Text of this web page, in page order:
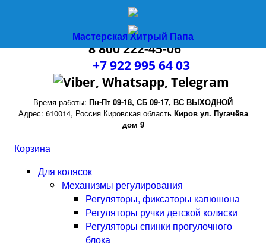
Мастерская Хитрый Папа
8 800 222-45-06
+7 922 995 64 03
Время работы: Пн-Пт 09-18, СБ 09-17, ВС ВЫХОДНОЙ
Адрес: 610014, Россия Кировская область Киров ул. Пугачёва
дом 9
Корзина
Для колясок
Механизмы регулирования
Регуляторы, фиксаторы капюшона
Регуляторы ручки детской коляски
Регуляторы спинки прогулочного
блока